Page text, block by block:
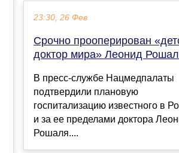
23:30, 26 Фев
Срочно прооперирован
доктор мира» Леонид
В пресс-службе Нацмедпалаты
подтвердили плановую
госпитализацию известного в
и за ее пределами доктора
Рошаля....